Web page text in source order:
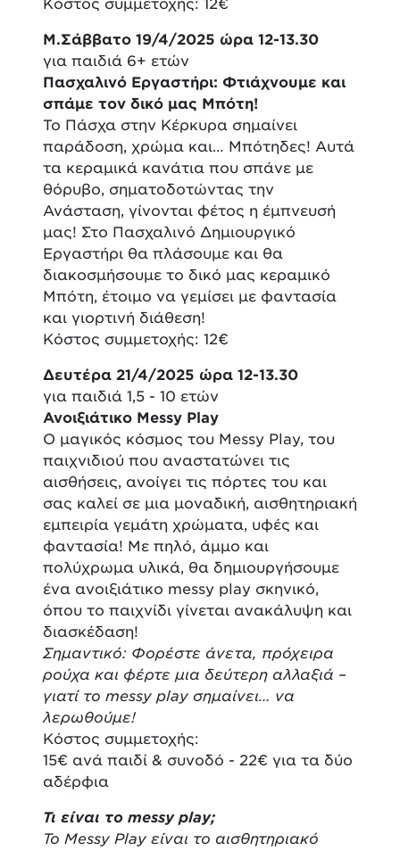
Κόστος συμμετοχής: 12€
Μ.Σάββατο 19/4/2025 ώρα 12-13.30
για παιδιά 6+ ετών
Πασχαλινό Εργαστήρι: Φτιάχνουμε και
σπάμε τον δικό μας Μπότη!
Το Πάσχα στην Κέρκυρα σημαίνει
παράδοση, χρώμα και… Μπότηδες! Αυτά
τα κεραμικά κανάτια που σπάνε με
θόρυβο, σηματοδοτώντας την
Ανάσταση, γίνονται φέτος η έμπνευσή
μας! Στο Πασχαλινό Δημιουργικό
Εργαστήρι θα πλάσουμε και θα
διακοσμήσουμε το δικό μας κεραμικό
Μπότη, έτοιμο να γεμίσει με φαντασία
και γιορτινή διάθεση!
Κόστος συμμετοχής: 12€
Δευτέρα 21/4/2025 ώρα 12-13.30
για παιδιά 1,5 - 10 ετών
Ανοιξιάτικο Messy Play
Ο μαγικός κόσμος του Messy Play, του
παιχνιδιού που αναστατώνει τις
αισθήσεις, ανοίγει τις πόρτες του και
σας καλεί σε μια μοναδική, αισθητηριακή
εμπειρία γεμάτη χρώματα, υφές και
φαντασία! Με πηλό, άμμο και
πολύχρωμα υλικά, θα δημιουργήσουμε
ένα ανοιξιάτικο messy play σκηνικό,
όπου το παιχνίδι γίνεται ανακάλυψη και
διασκέδαση!
Σημαντικό: Φορέστε άνετα, πρόχειρα
ρούχα και φέρτε μια δεύτερη αλλαξιά –
γιατί το messy play σημαίνει… να
λερωθούμε!
Κόστος συμμετοχής:
15€ ανά παιδί & συνοδό - 22€ για τα δύο
αδέρφια
Τι είναι το messy play;
Το Messy Play είναι το αισθητηριακό